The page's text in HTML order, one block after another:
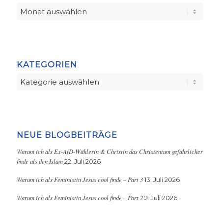
KATEGORIEN
Kategorien
NEUE BLOGBEITRÄGE
Warum ich als Ex-AfD-Wählerin & Christin das Christentum gefährlicher
finde als den Islam 22. Juli 2026
Warum ich als Feministin Jesus cool finde – Part 3 13. Juli 2026
Warum ich als Feministin Jesus cool finde – Part 2 2. Juli 2026